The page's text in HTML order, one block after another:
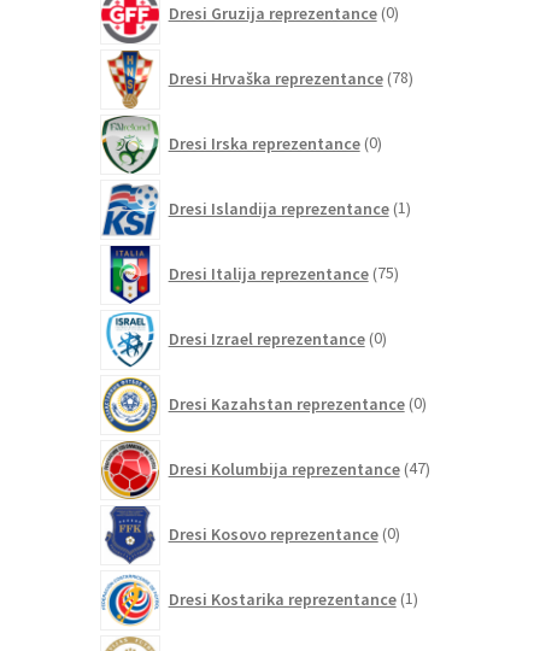
Dresi Gruzija reprezentance 0izdelkov
Dresi Hrvaška reprezentance 78izdelkov
Dresi Irska reprezentance 0izdelkov
Dresi Islandija reprezentance 1izdelek
Dresi Italija reprezentance 75izdelkov
Dresi Izrael reprezentance 0izdelkov
Dresi Kazahstan reprezentance 0izdelkov
Dresi Kolumbija reprezentance 47izdelkov
Dresi Kosovo reprezentance 0izdelkov
Dresi Kostarika reprezentance 1izdelek